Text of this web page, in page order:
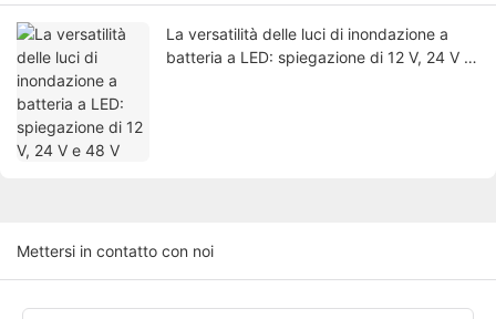
La versatilità delle luci di inondazione a
batteria a LED: spiegazione di 12 V, 24 V e
Mettersi in contatto con noi